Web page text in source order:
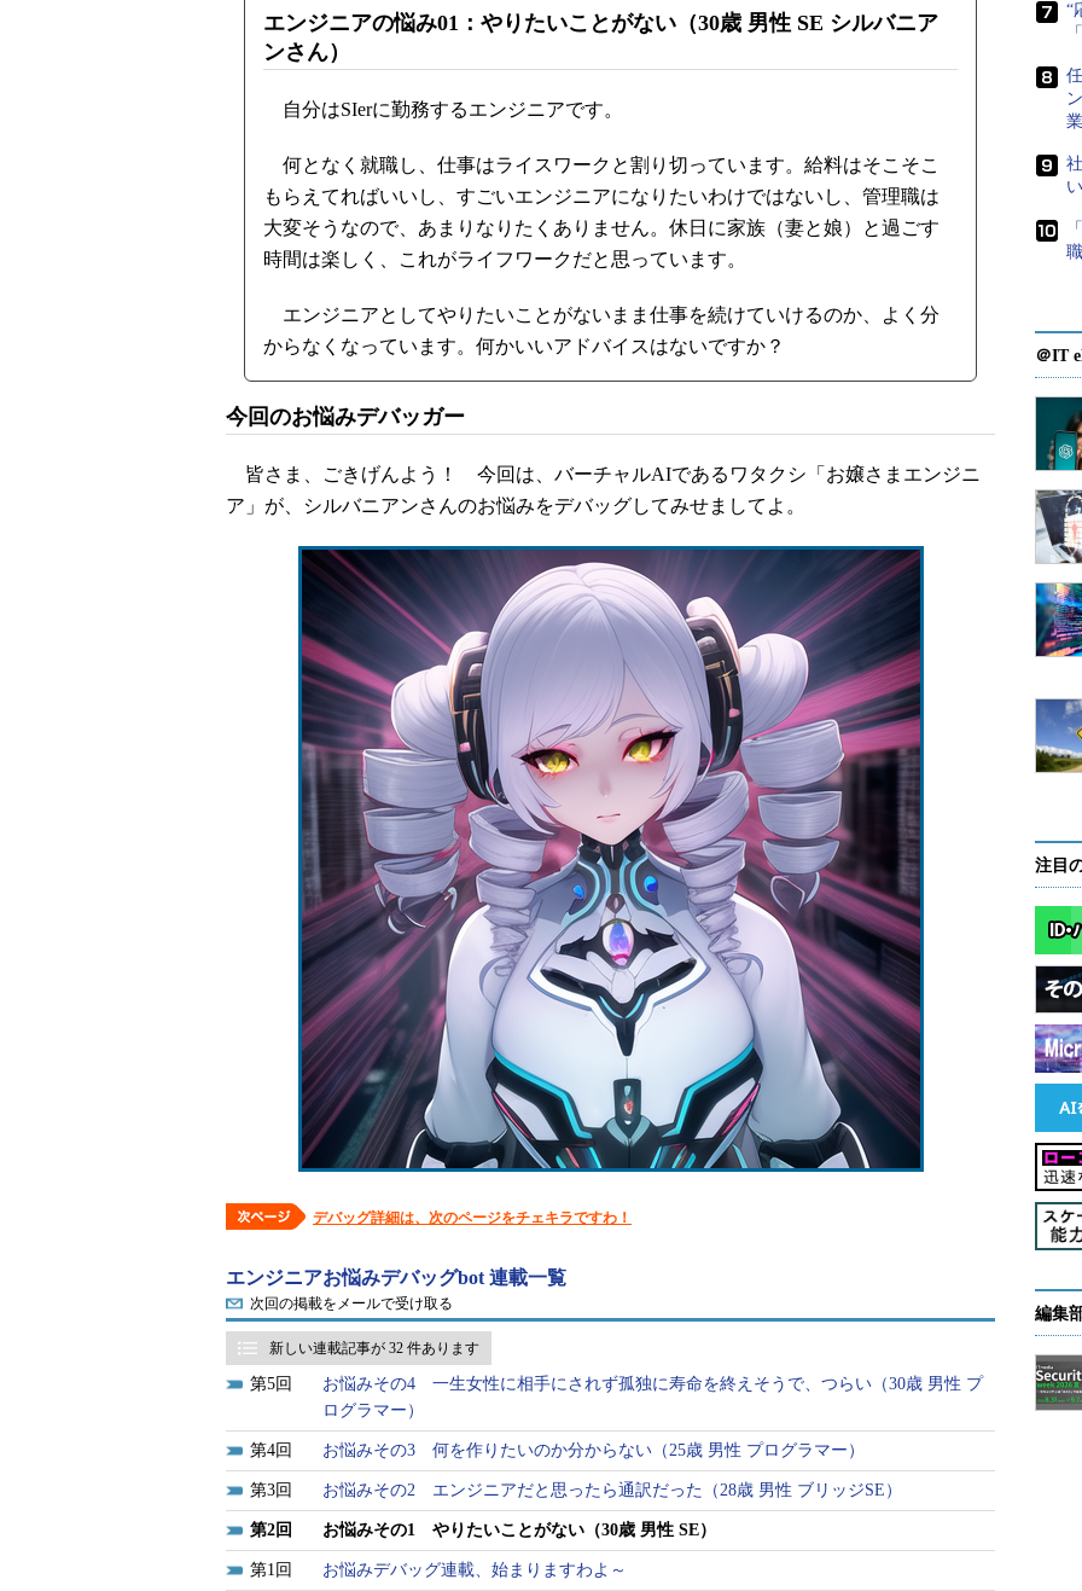
エンジニアの悩み01：やりたいことがない（30歳 男性 SE シルバニア
ンさん）
自分はSIerに勤務するエンジニアです。
何となく就職し、仕事はライスワークと割り切っています。給料はそこそこ
もらえてればいいし、すごいエンジニアになりたいわけではないし、管理職は
大変そうなので、あまりなりたくありません。休日に家族（妻と娘）と過ごす
時間は楽しく、これがライフワークだと思っています。
エンジニアとしてやりたいことがないまま仕事を続けていけるのか、よく分
からなくなっています。何かいいアドバイスはないですか？
今回のお悩みデバッガー
皆さま、ごきげんよう！ 今回は、バーチャルAIであるワタクシ「お嬢さまエンジニ
ア」が、シルバニアンさんのお悩みをデバッグしてみせましてよ。
デバッグ詳細は、次のページをチェキラですわ！
エンジニアお悩みデバッグbot 連載一覧
次回の掲載をメールで受け取る
新しい連載記事が 32 件あります
5
お悩みその4 一生女性に相手にされず孤独に寿命を終えそうで、つらい（30歳 男性 プ
ログラマー）
4 お悩みその3 何を作りたいのか分からない（25歳 男性 プログラマー）
3 お悩みその2 エンジニアだと思ったら通訳だった（28歳 男性 ブリッジSE）
2 お悩みその1 やりたいことがない（30歳 男性 SE）
1 お悩みデバッグ連載、始まりますわよ～
“
＠IT
注目
編集